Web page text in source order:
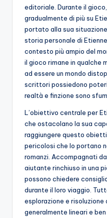
editoriale. Durante il
gradualmente di più su
portato alla sua
storia personale di
contesto più ampio del
il gioco rimane in qualche
ad essere un mondo
scrittori possiedono
realtà e finzione sono
L’obiettivo centrale per
che ostacolano la sua
raggiungere questo
pericolosi che lo portano
romanzi. Accompagnati
aiutante rinchiuso in una
possono chiedere
durante il loro viaggio.
esplorazione e risoluzione
generalmente lineari e